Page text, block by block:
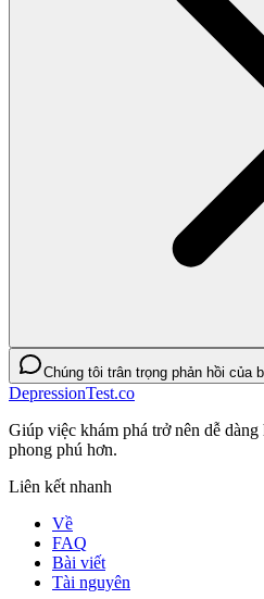
Chúng tôi trân trọng phản hồi của
DepressionTest.co
Giúp việc khám phá trở nên dễ
phong phú hơn.
Liên kết nhanh
Về
FAQ
Bài viết
Tài nguyên